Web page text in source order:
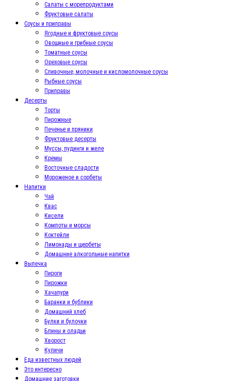
Салаты с морепродуктами
Фруктовые салаты
Соусы и приправы
Ягодные и фруктовые соусы
Овощные и грибные соусы
Томатные соусы
Ореховые соусы
Сливочные, молочные и кисломолочные соусы
Рыбные соусы
Приправы
Десерты
Торты
Пирожные
Печенье и пряники
Фруктовые десерты
Муссы, пудинги и желе
Кремы
Восточные сладости
Мороженое и сорбеты
Напитки
Чай
Квас
Кисели
Компоты и морсы
Коктейли
Лимонады и щербеты
Домашние алкогольные напитки
Выпечка
Пироги
Пирожки
Хачапури
Баранки и бублики
Домашний хлеб
Булки и булочки
Блины и оладьи
Хворост
Куличи
Еда известных людей
Это интересно
Домашние заготовки